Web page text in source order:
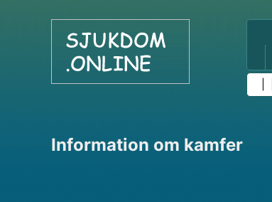
Information om kamfer